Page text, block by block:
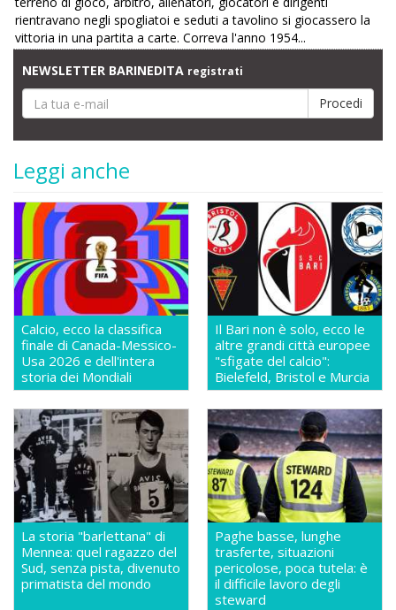
rientravano negli spogliatoi e seduti a tavolino si giocassero la
vittoria in una partita a carte. Correva l'anno 1954...
NEWSLETTER BARINEDITA registrati
Leggi anche
Calcio, ecco la classifica
finale di Canada-Messico-
Usa 2026 e dell'intera
storia dei Mondiali
Il Bari non è solo, ecco le
altre grandi città europee
"sfigate del calcio":
Bielefeld, Bristol e Murcia
La storia "barlettana" di
Mennea: quel ragazzo del
Sud, senza pista, divenuto
primatista del mondo
Paghe basse, lunghe
trasferte, situazioni
pericolose, poca tutela: è
il difficile lavoro degli
steward